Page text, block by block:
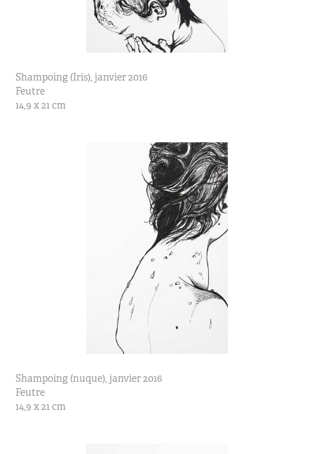
Shampoing (Iris), janvier 2016
Feutre
14,9 x 21 cm
Shampoing (nuque), janvier 2016
Feutre
14,9 x 21 cm